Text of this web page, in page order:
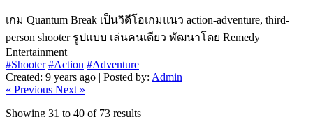
เกม Quantum Break เป็นวิดีโอเกมแนว action-adventure, third-
person shooter รูปแบบ เล่นคนเดียว พัฒนาโดย Remedy
Entertainment
#Shooter #Action #Adventure
Created: 9 years ago | Posted by: Admin
« Previous Next »
Showing 31 to 40 of 73 results